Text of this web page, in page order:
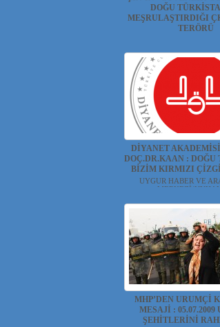
DOĞU
MEŞRULAŞTIRDIĞI
TERÖRÜ
DİYANET
DOÇ.DR.KAAN : DOĞU
BİZİM KIRMIZI
UYGUR HABER VE
MHP’DEN URUMÇİ
MESAJİ : 05.07.2009
ŞEHİTLERİNİ